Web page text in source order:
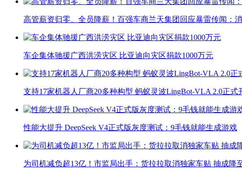
高管薪资归零、全员降薪！百强车商兰天集团回应暴雷传闻：
车企集体驰援广西洪涝灾区 比亚迪向灾区捐款1000万元
支持17家机器人厂商20多种构型 蚂蚁灵波LingBot-VLA 2.0正式
性能大提升 DeepSeek V4正式版灰度测试：9毛钱就能生成游戏
为司机减负超13亿！市监局出手：货拉拉取消独家车贴 抽成降